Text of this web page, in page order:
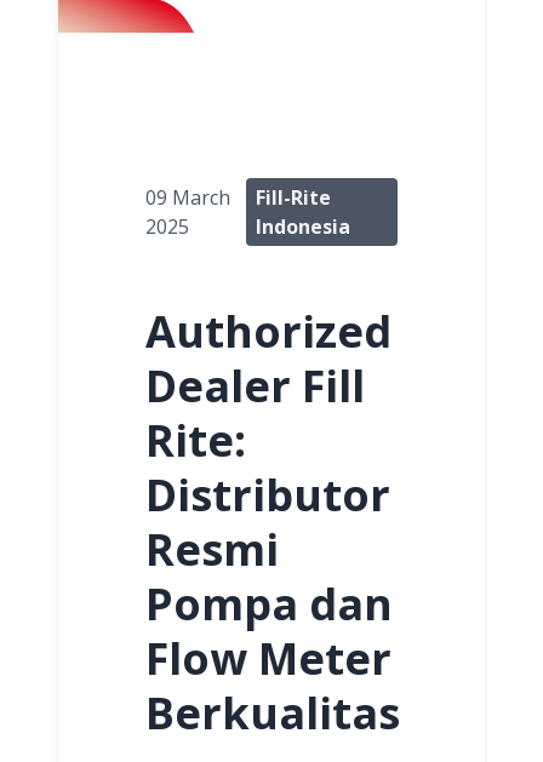
09 March
2025
Fill-Rite
Indonesia
Authorized
Dealer Fill
Rite:
Distributor
Resmi
Pompa dan
Flow Meter
Berkualitas